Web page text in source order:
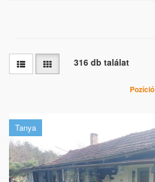
316 db találat
Pozíció
Tanya